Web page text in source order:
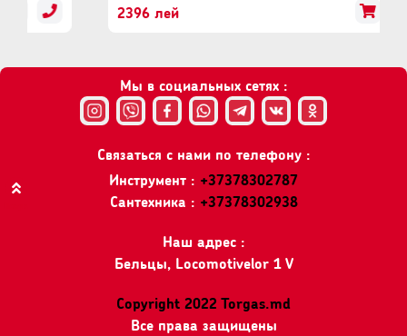
2396 лей
Мы в социальных сетях :
Связаться с нами по телефону :
Инструмент : +37378302787
Сантехника : +37378302938
Наш адрес :
Бельцы, Locomotivelor 1 V
Copyright 2022 Torgas.md
Все права защищены